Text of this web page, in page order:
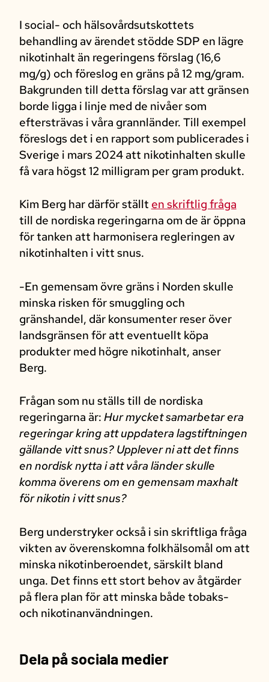
I social- och hälsovårdsutskottets
behandling av ärendet stödde SDP en lägre
nikotinhalt än regeringens förslag (16,6
mg/g) och föreslog en gräns på 12 mg/gram.
Bakgrunden till detta förslag var att gränsen
borde ligga i linje med de nivåer som
eftersträvas i våra grannländer. Till exempel
föreslogs det i en rapport som publicerades i
Sverige i mars 2024 att nikotinhalten skulle
få vara högst 12 milligram per gram produkt.
Kim Berg har därför ställt en skriftlig fråga
till de nordiska regeringarna om de är öppna
för tanken att harmonisera regleringen av
nikotinhalten i vitt snus.
-En gemensam övre gräns i Norden skulle
minska risken för smuggling och
gränshandel, där konsumenter reser över
landsgränsen för att eventuellt köpa
produkter med högre nikotinhalt, anser
Berg.
Frågan som nu ställs till de nordiska
regeringarna är: Hur mycket samarbetar era
regeringar kring att uppdatera lagstiftningen
gällande vitt snus? Upplever ni att det finns
en nordisk nytta i att våra länder skulle
komma överens om en gemensam maxhalt
för nikotin i vitt snus?
Berg understryker också i sin skriftliga fråga
vikten av överenskomna folkhälsomål om att
minska nikotinberoendet, särskilt bland
unga. Det finns ett stort behov av åtgärder
på flera plan för att minska både tobaks-
och nikotinanvändningen.
Dela på sociala medier